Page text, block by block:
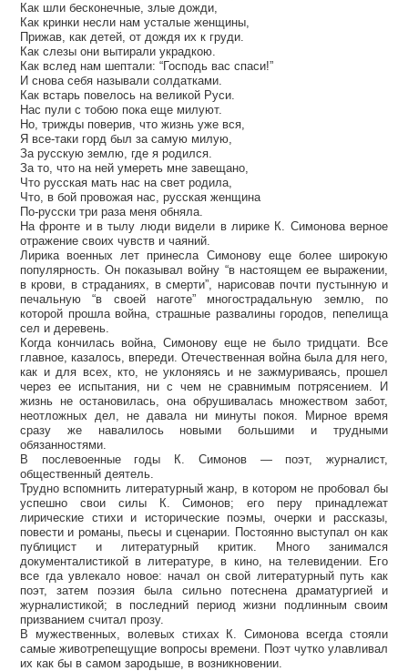
Как шли бесконечные, злые дожди,
Как кринки несли нам усталые женщины,
Прижав, как детей, от дождя их к груди.
Как слезы они вытирали украдкою.
Как вслед нам шептали: “Господь вас спаси!”
И снова себя называли солдатками.
Как встарь повелось на великой Руси.
Нас пули с тобою пока еще милуют.
Но, трижды поверив, что жизнь уже вся,
Я все-таки горд был за самую милую,
За русскую землю, где я родился.
За то, что на ней умереть мне завещано,
Что русская мать нас на свет родила,
Что, в бой провожая нас, русская женщина
По-русски три раза меня обняла.
На фронте и в тылу люди видели в лирике К. Симонова верное
отражение своих чувств и чаяний.
Лирика военных лет принесла Симонову еще более широкую
популярность. Он показывал войну “в настоящем ее выражении,
в крови, в страданиях, в смерти”, нарисовав почти пустынную и
печальную “в своей наготе” многострадальную землю, по
которой прошла война, страшные развалины городов, пепелища
сел и деревень.
Когда кончилась война, Симонову еще не было тридцати. Все
главное, казалось, впереди. Отечественная война была для него,
как и для всех, кто, не уклоняясь и не зажмуриваясь, прошел
через ее испытания, ни с чем не сравнимым потрясением. И
жизнь не остановилась, она обрушивалась множеством забот,
неотложных дел, не давала ни минуты покоя. Мирное время
сразу же навалилось новыми большими и трудными
обязанностями.
В послевоенные годы К. Симонов — поэт, журналист,
общественный деятель.
Трудно вспомнить литературный жанр, в котором не пробовал бы
успешно свои силы К. Симонов; его перу принадлежат
лирические стихи и исторические поэмы, очерки и рассказы,
повести и романы, пьесы и сценарии. Постоянно выступал он как
публицист и литературный критик. Много занимался
документалистикой в литературе, в кино, на телевидении. Его
все гда увлекало новое: начал он свой литературный путь как
поэт, затем поэзия была сильно потеснена драматургией и
журналистикой; в последний период жизни подлинным своим
призванием считал прозу.
В мужественных, волевых стихах К. Симонова всегда стояли
самые животрепещущие вопросы времени. Поэт чутко улавливал
их как бы в самом зародыше, в возникновении.